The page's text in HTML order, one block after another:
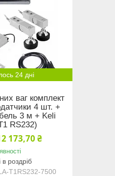
24 дні
ваг комплект
4 шт. +
3 м + Keli
RS232)
173,70 ₴
роздріб
Т1RS232-7500